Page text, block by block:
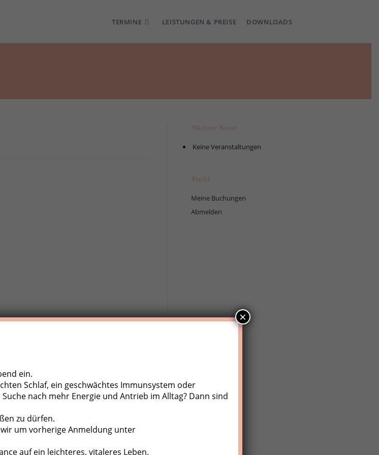
TERMINE LEISTUNGEN & PREISE DOWNLOADS
ist eine aktive Behandlungsform der
und der eigene Körper als
Nächste Kurse
Keine Veranstaltungen
Profil
Meine Buchungen
Abmelden
ein.
Schlaf, ein geschwächtes Immunsystem oder
nach mehr Energie und Antrieb im Alltag? Dann sind
zu dürfen.
um vorherige Anmeldung unter
auf ein leichteres, vitaleres Leben.
×